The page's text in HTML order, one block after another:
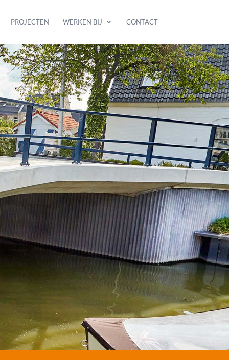
PROJECTEN WERKEN BIJ CONTACT